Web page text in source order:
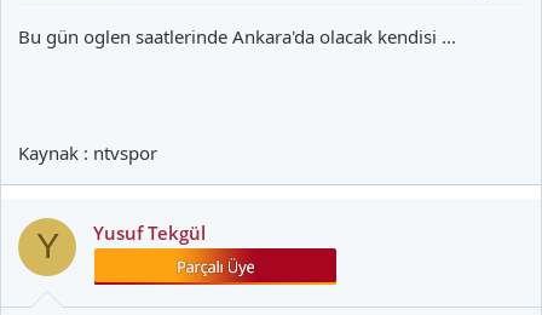
Bu gün oglen saatlerinde Ankara'da olacak kendisi ...
Kaynak : ntvspor
Y Yusuf Tekgül